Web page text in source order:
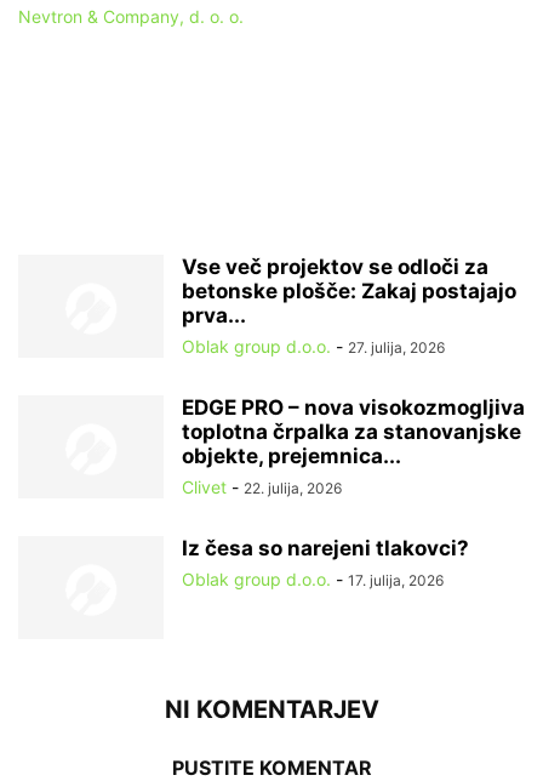
Nevtron & Company, d. o. o.
Vse več projektov se odloči za
betonske plošče: Zakaj postajajo
prva...
Oblak group d.o.o. - 27. julija, 2026
EDGE PRO – nova visokozmogljiva
toplotna črpalka za stanovanjske
objekte, prejemnica...
Clivet - 22. julija, 2026
Iz česa so narejeni tlakovci?
Oblak group d.o.o. - 17. julija, 2026
NI KOMENTARJEV
PUSTITE KOMENTAR